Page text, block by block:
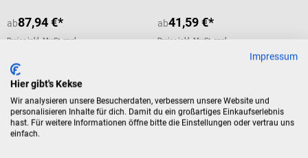
ab87,94 €*
Preise inkl. MwSt. zzgl.
ab41,59 €*
Preise inkl. MwSt. zzgl.
Produktdetails
SSB
Holthaus Medical SSB
NOBAMED
Impressum
Hier gibt's Kekse
Wir analysieren unsere Besucherdaten, verbessern unsere Website und
personalisieren Inhalte für dich. Damit du ein großartiges Einkaufserlebnis
hast. Für weitere Informationen öffne bitte die Einstellungen oder vertrau uns
einfach.